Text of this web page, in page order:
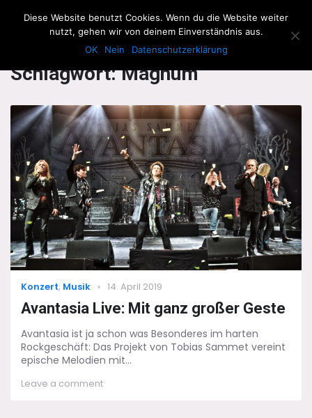
The Howling Men
Schlagwort:Magnum
Categories
Konzert, Musik
Posted
14. April 2019
Avantasia Live: Mit ganz großer Geste
Avantasia ist ja schon was Besonderes im harten
Rockgeschäft: Das Projekt von Tobias Sammet vereint
epische Melodien mit...
Leave a commenton
Diese Website benutzt Cookies. Wenn du die Website weiter
nutzt, gehen wir von deinem Einverständnis aus.
OK
Nein Datenschutzerklärung